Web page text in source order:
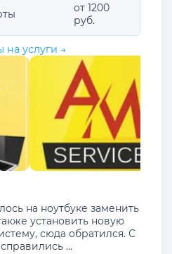
от 1200
руб.
на услуги →
на ноутбуке заменить
установить новую
сюда обратился. С
...